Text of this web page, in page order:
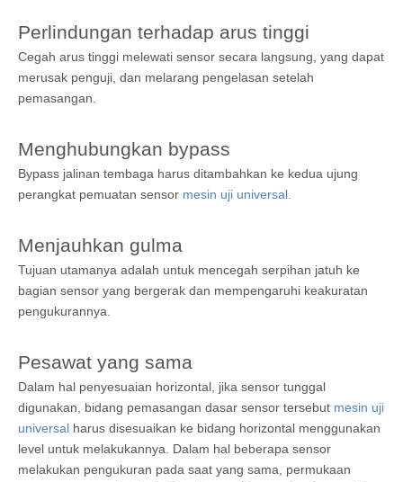
Perlindungan terhadap arus tinggi
Cegah arus tinggi melewati sensor secara langsung, yang dapat
merusak penguji, dan melarang pengelasan setelah
pemasangan.
Menghubungkan bypass
Bypass jalinan tembaga harus ditambahkan ke kedua ujung
perangkat pemuatan sensor mesin uji universal.
Menjauhkan gulma
Tujuan utamanya adalah untuk mencegah serpihan jatuh ke
bagian sensor yang bergerak dan mempengaruhi keakuratan
pengukurannya.
Pesawat yang sama
Dalam hal penyesuaian horizontal, jika sensor tunggal
digunakan, bidang pemasangan dasar sensor tersebut mesin uji
universal harus disesuaikan ke bidang horizontal menggunakan
level untuk melakukannya. Dalam hal beberapa sensor
melakukan pengukuran pada saat yang sama, permukaan